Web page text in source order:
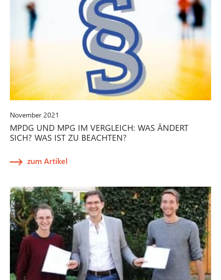
November 2021
MPDG UND MPG IM VERGLEICH: WAS ÄNDERT
SICH? WAS IST ZU BEACHTEN?
zum Artikel